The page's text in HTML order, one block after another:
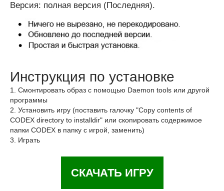
Версия: полная версия (Последняя).
Инструкция по установке
1. Смонтировать образ с помощью Daemon tools или другой
программы
2. Установить игру (поставить галочку "Copy contents of
CODEX directory to installdir" или скопировать содержимое
папки CODEX в папку с игрой, заменить)
3. Играть
СКАЧАТЬ ИГРУ